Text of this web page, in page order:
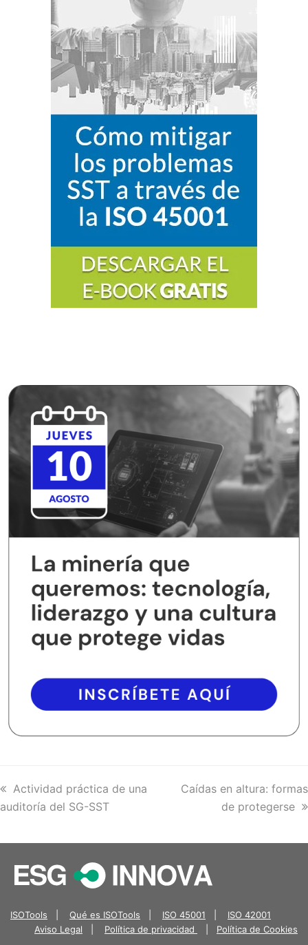
previous
post:
Actividad práctica de una
auditoría del SG-SST
next
Caídas en altura: formas
de protegerse
ISOTools Qué es ISOTools ISO 45001
ISO 42001
Aviso Legal
Política de privacidad Política de Cookies